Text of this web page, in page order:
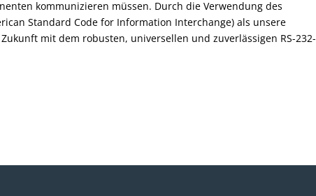
kommunizieren müssen. Durch die Verwendung des
Standard Code for Information Interchange) als unsere
mit dem robusten, universellen und zuverlässigen RS-232-